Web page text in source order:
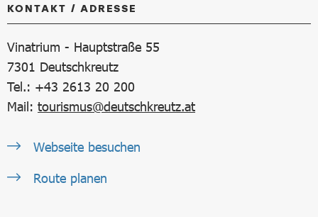
KONTAKT / ADRESSE
Vinatrium - Hauptstraße 55
7301 Deutschkreutz
Tel.: +43 2613 20 200
Mail: tourismus@deutschkreutz.at
Webseite besuchen
Route planen